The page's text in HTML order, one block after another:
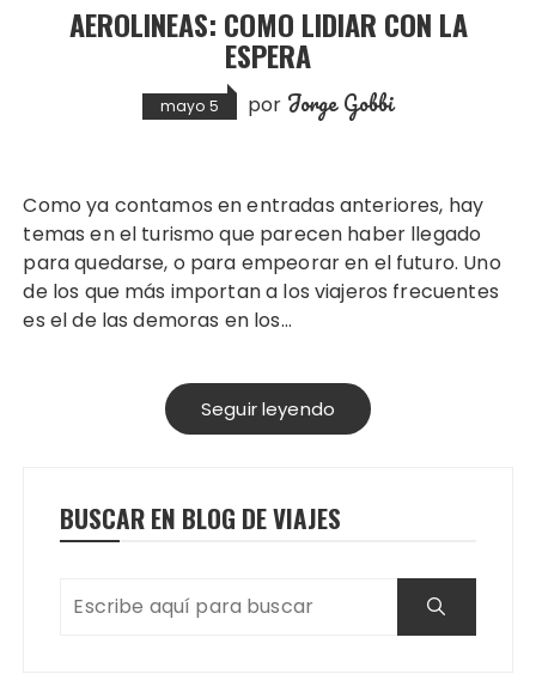
AEROLINEAS: COMO LIDIAR CON LA
ESPERA
mayo 5 por Jorge Gobbi
Como ya contamos en entradas anteriores, hay
temas en el turismo que parecen haber llegado
para quedarse, o para empeorar en el futuro. Uno
de los que más importan a los viajeros frecuentes
es el de las demoras en los…
Seguir leyendo
BUSCAR EN BLOG DE VIAJES